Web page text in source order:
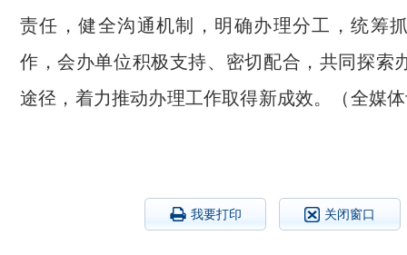
责任，健全沟通机制，明确办理分工，统筹
作，会办单位积极支持、密切配合，共同探索
途径，着力推动办理工作取得新成效。
（全媒
我要打印 关闭窗口